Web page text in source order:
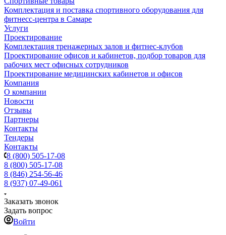
Комплектация и поставка спортивного оборудования для
фитнесс-центра в Самаре
Услуги
Проектирование
Комплектация тренажерных залов и фитнес-клубов
Проектирование офисов и кабинетов, подбор товаров для
рабочих мест офисных сотрудников
Проектирование медицинских кабинетов и офисов
Компания
О компании
Новости
Отзывы
Партнеры
Контакты
Тендеры
Контакты
8 (800) 505-17-08
8 (800) 505-17-08
8 (846) 254-56-46
8 (937) 07-49-061
Заказать звонок
Задать вопрос
Войти